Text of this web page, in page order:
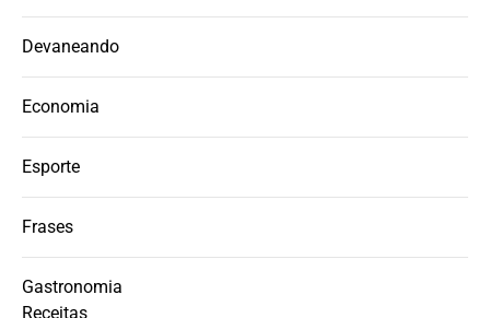
Devaneando
Economia
Esporte
Frases
Gastronomia
Receitas